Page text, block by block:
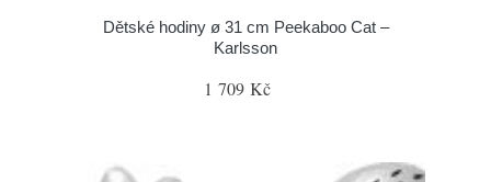
Dětské hodiny ø 31 cm Peekaboo Cat –
Karlsson
1 709 Kč